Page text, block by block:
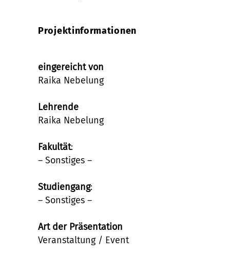
Projektinformationen
eingereicht von
Raika Nebelung
Lehrende
Raika Nebelung
Fakultät:
– Sonstiges –
Studiengang:
– Sonstiges –
Art der Präsentation
Veranstaltung / Event